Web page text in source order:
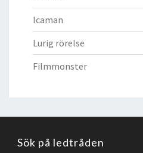
Icaman
Lurig rörelse
Filmmonster
Sök på ledtråden